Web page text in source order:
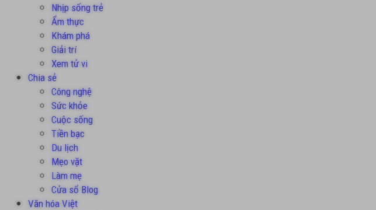
Nhịp sống trẻ
Ẩm thực
Khám phá
Giải trí
Xem tử vi
Chia sẻ
Công nghệ
Sức khỏe
Cuộc sống
Tiền bạc
Du lịch
Mẹo vặt
Làm mẹ
Cửa sổ Blog
Văn hóa Việt